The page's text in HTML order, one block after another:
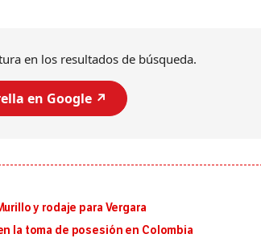
en los resultados de búsqueda.
en Google ↗️
y rodaje para Vergara
la toma de posesión en Colombia
Entre recuerdos y escuetas
da Silva, oficializó este domingo su
candidatura...